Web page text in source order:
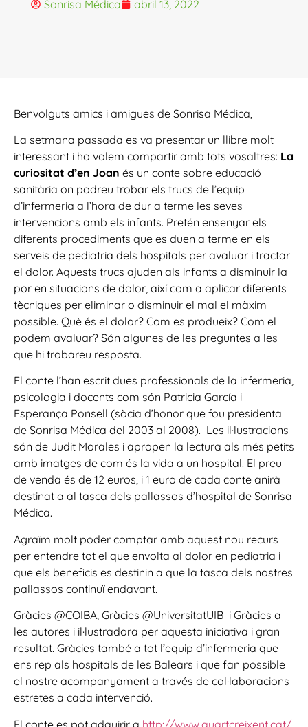
Sonrisa Médica abril 13, 2022
Benvolguts amics i amigues de Sonrisa Médica,
La setmana passada es va presentar un llibre molt
interessant i ho volem compartir amb tots vosaltres: La
curiositat d’en Joan és un conte sobre educació
sanitària on podreu trobar els trucs de l’equip
d’infermeria a l’hora de dur a terme les seves
intervencions amb els infants. Pretén ensenyar els
diferents procediments que es duen a terme en els
serveis de pediatria dels hospitals per avaluar i tractar
el dolor. Aquests trucs ajuden als infants a disminuir la
por en situacions de dolor, així com a aplicar diferents
tècniques per eliminar o disminuir el mal el màxim
possible. Què és el dolor? Com es produeix? Com el
podem avaluar? Són algunes de les preguntes a les
que hi trobareu resposta.
El conte l’han escrit dues professionals de la infermeria,
psicologia i docents com són Patricia García i
Esperança Ponsell (sòcia d’honor que fou presidenta
de Sonrisa Médica del 2003 al 2008). Les il·lustracions
són de Judit Morales i apropen la lectura als més petits
amb imatges de com és la vida a un hospital. El preu
de venda és de 12 euros, i 1 euro de cada conte anirà
destinat a al tasca dels pallassos d’hospital de Sonrisa
Médica.
Agraïm molt poder comptar amb aquest nou recurs
per entendre tot el que envolta al dolor en pediatria i
que els beneficis es destinin a que la tasca dels nostres
pallassos continuï endavant.
Gràcies @COIBA, Gràcies @UniversitatUIB i Gràcies a
les autores i il·lustradora per aquesta iniciativa i gran
resultat. Gràcies també a tot l’equip d’infermeria que
ens rep als hospitals de les Balears i que fan possible
el nostre acompanyament a través de col·laboracions
estretes a cada intervenció.
El conte es pot adquirir a http://www.quartcreixent.cat/